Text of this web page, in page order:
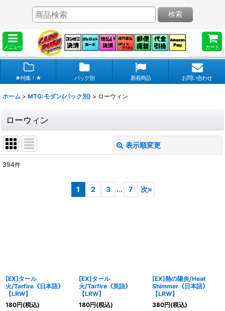
メニュー カート
検索
★特集！★ パック別 新着商品 お問い合わせ
ホーム > MTG:モダン(パック別) > ローウィン
ローウィン
表示順変更
394件
1 2 3 ... 7 次»
[EX]タール
火/Tarfire《日本語》
【LRW】
180円(税込)
[EX]タール
火/Tarfire《英語》
【LRW】
180円(税込)
[EX]熱の陽炎/Heat
Shimmer《日本語》
【LRW】
380円(税込)